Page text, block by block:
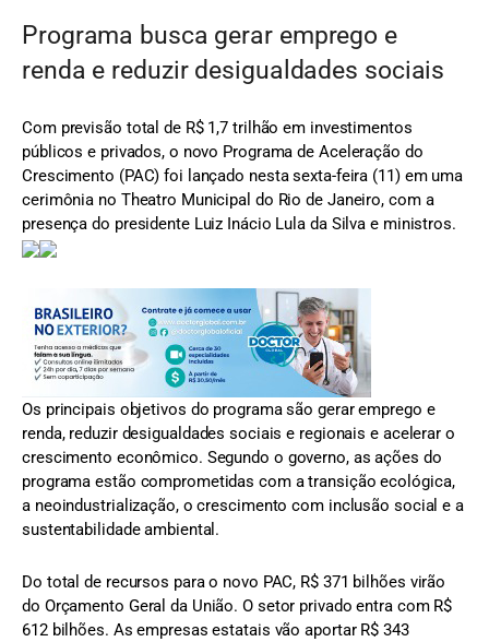
Programa busca gerar emprego e
renda e reduzir desigualdades sociais
Com previsão total de R$ 1,7 trilhão em investimentos
públicos e privados, o novo Programa de Aceleração do
Crescimento (PAC) foi lançado nesta sexta-feira (11) em uma
cerimônia no Theatro Municipal do Rio de Janeiro, com a
presença do presidente Luiz Inácio Lula da Silva e ministros.
Os principais objetivos do programa são gerar emprego e
renda, reduzir desigualdades sociais e regionais e acelerar o
crescimento econômico. Segundo o governo, as ações do
programa estão comprometidas com a transição ecológica,
a neoindustrialização, o crescimento com inclusão social e a
sustentabilidade ambiental.
Do total de recursos para o novo PAC, R$ 371 bilhões virão
do Orçamento Geral da União. O setor privado entra com R$
612 bilhões. As empresas estatais vão aportar R$ 343